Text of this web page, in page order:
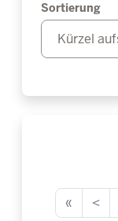
Sortierung
« <